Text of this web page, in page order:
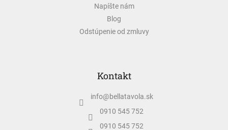
Napíšte nám
Blog
Odstúpenie od zmluvy
Kontakt
info@bellatavola.sk
0910 545 752
0910 545 752